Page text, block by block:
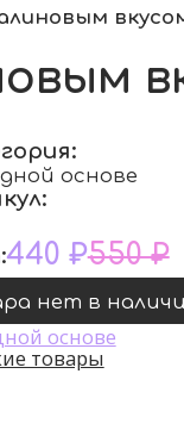
основе
440 ₽550 ₽
нет в
основе
товары